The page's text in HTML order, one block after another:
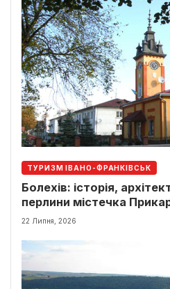
ТУРИЗМ ІВАНО-ФРАНКІВСЬК
Болехів: історія,
перлини містечка
22 Липня, 2026